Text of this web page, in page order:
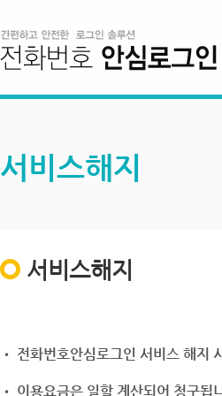
서비스해지
서비스해지
• 전화번호안심로그인 서비스 해지
• 이용요금은 일할 계산되어 청구